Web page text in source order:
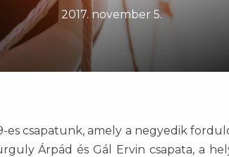
2017. november 5.
es csapatunk, amely a negyedik
Árpád és Gál Ervin csapata, a